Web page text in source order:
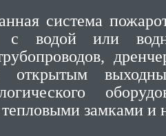
система
с водой или
открытым
тепловыми замками и